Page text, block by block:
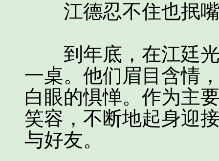
江德忍不住也抿嘴
到年底，在江廷光
一桌。他们眉目含情
白眼的惧惮。作为主
笑容，不断地起身迎
与好友。